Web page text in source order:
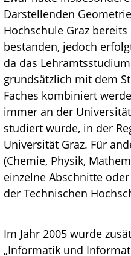
Darstellenden
Hochschule Graz
bestanden, jedoch
da das
grundsätzlich mit dem
Faches kombiniert
immer an der
studiert wurde, in der
Universität Graz. Für
(Chemie, Physik,
einzelne Abschnitte
der Technischen
Im Jahr 2005 wurde
„Informatik und